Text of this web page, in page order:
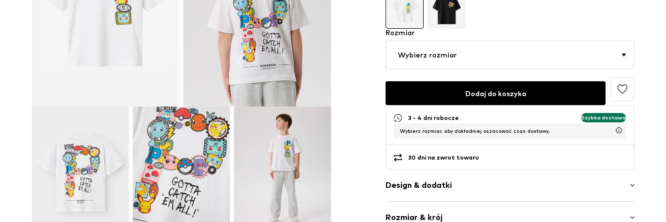
Rozmiar
Wybierz rozmiar
Dodaj do koszyka
3 - 4 dni robocze Szybka dostawa
Wybierz rozmiar, aby dokładniej oszacować czas dostawy.
30 dni na zwrot towaru
Design & dodatki
Dżersej
Rozmiar & krój